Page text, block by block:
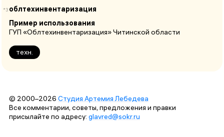
*3 облтехинвентаризация
Пример использования
ГУП «Облтехинвентаризация» Читинской области
техн.
© 2000–2026 Студия Артемия Лебедева
Все комментарии, советы, предложения и правки
присылайте по адресу: glavred@sokr.ru